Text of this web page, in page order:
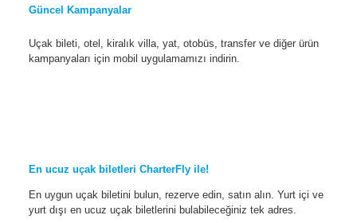
Güncel Kampanyalar
Uçak bileti, otel, kiralık villa, yat, otobüs, transfer ve diğer ürün
kampanyaları için mobil uygulamamızı indirin.
En ucuz uçak biletleri CharterFly ile!
En uygun uçak biletini bulun, rezerve edin, satın alın. Yurt içi ve
yurt dışı en ucuz uçak biletlerini bulabileceğiniz tek adres.